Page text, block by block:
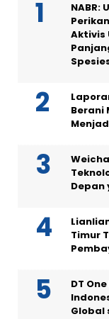
NABR:
Aktivis
Berani
Depan
Timur
DT
Global